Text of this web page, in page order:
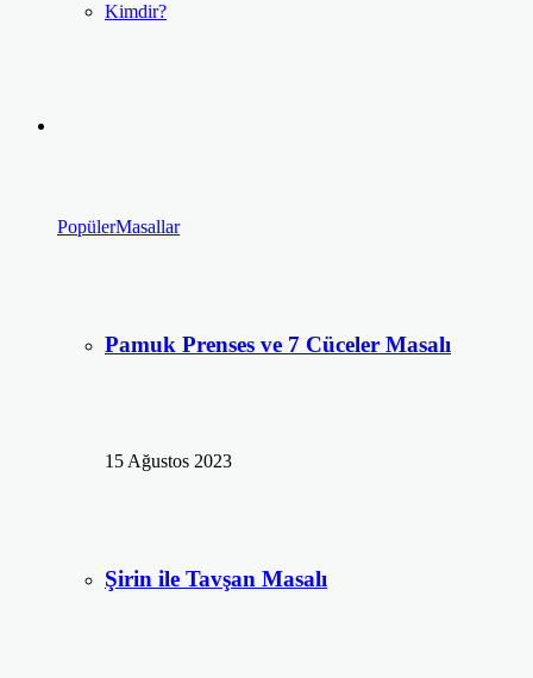
Kimdir?
PopülerMasallar
Pamuk Prenses ve 7 Cüceler Masalı
15 Ağustos 2023
Şirin ile Tavşan Masalı